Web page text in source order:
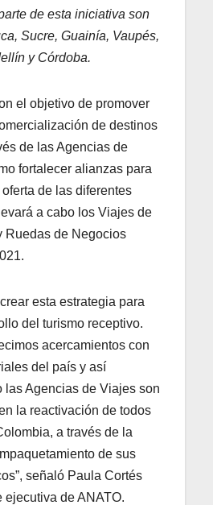
de esta iniciativa son
Sucre, Guainía, Vaupés,
y Córdoba.
el objetivo de promover
de destinos
de las Agencias de
fortalecer alianzas para
de las diferentes
a cabo los Viajes de
Ruedas de Negocios
esta estrategia para
del turismo receptivo.
acercamientos con
del país y así
las Agencias de Viajes son
la reactivación de todos
a través de la
de sus
señaló Paula Cortés
ejecutiva de ANATO.